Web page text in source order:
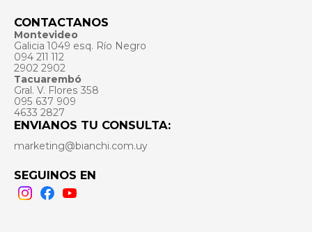
CONTACTANOS
Montevideo
Galicia 1049 esq. Río Negro
094 211 112
2902 2902
Tacuarembó
Gral. V. Flores 358
095 637 909
4633 2827
ENVIANOS TU CONSULTA:
marketing@bianchi.com.uy
SEGUINOS EN
Instagram
FacebookYoutube